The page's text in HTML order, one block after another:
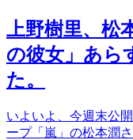
上野樹里、松
の彼女」あら
た。
いよいよ、今週末公
ープ「嵐」の松本潤